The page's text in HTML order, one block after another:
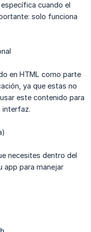
cuando el
solo funciona
en HTML como parte
ya que estas no
este contenido para
interfaz.
necesites dentro del
app para manejar